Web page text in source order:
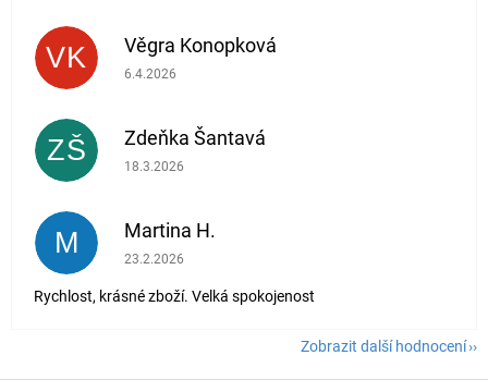
VK Věgra Konopková
Hodnocení obchodu je 5 z 5 hvězdiček.
6.4.2026
ZŠ Zdeňka Šantavá
Hodnocení obchodu je 5 z 5 hvězdiček.
18.3.2026
M Martina H.
Hodnocení obchodu je 5 z 5 hvězdiček.
23.2.2026
Rychlost, krásné zboží. Velká spokojenost
Zobrazit další hodnocení